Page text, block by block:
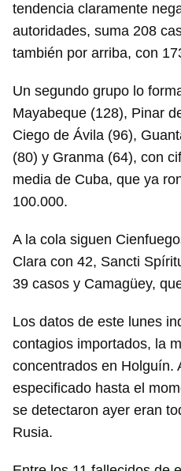
tendencia claramente
autoridades, suma 208
también por arriba, con
Un segundo grupo lo
Mayabeque (128), Pinar
Ciego de Ávila (96),
(80) y Granma (64), con
media de Cuba, que ya
100.000.
A la cola siguen
Clara con 42, Sancti
39 casos y Camagüey,
Los datos de este lunes
contagios importados, la
concentrados en Holguín.
especificado hasta el
se detectaron ayer eran
Rusia.